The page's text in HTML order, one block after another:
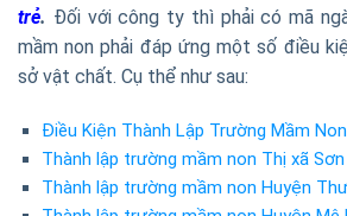
trẻ. Đối với công ty thì phải có mã
mầm non phải đáp ứng một số điều
sở vật chất. Cụ thể như sau:
Điều Kiện Thành Lập Trường Mầm
Thành lập trường mầm non Thị xã
Thành lập trường mầm non Huyện